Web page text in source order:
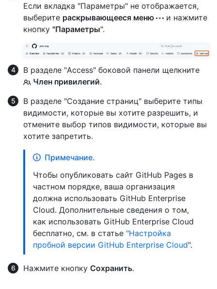
Если вкладка "Параметры" не отображается,
выберите раскрывающееся меню
и нажмите
кнопку "Параметры".
В разделе "Access" боковой панели щелкните
Член привилегий.
В разделе "Создание страниц" выберите типы
видимости, которые вы хотите разрешить, и
отмените выбор типов видимости, которые вы
хотите запретить.
Примечание.
Чтобы опубликовать сайт GitHub Pages в
частном порядке, ваша организация
должна использовать GitHub Enterprise
Cloud. Дополнительные сведения о том,
как использовать GitHub Enterprise Cloud
бесплатно, см. в статье "Настройка
пробной версии GitHub Enterprise Cloud".
Нажмите кнопку Сохранить.